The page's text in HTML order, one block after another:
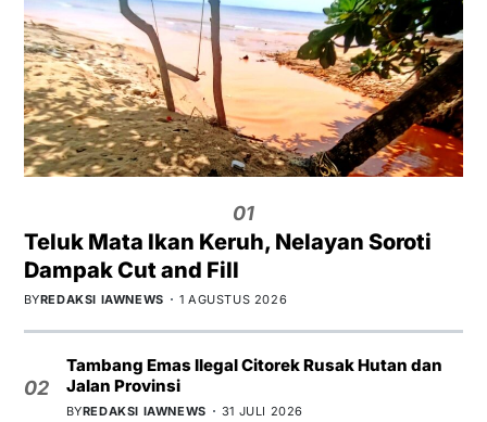
01
Teluk Mata Ikan Keruh, Nelayan Soroti
Dampak Cut and Fill
BYREDAKSI IAWNEWS 1 AGUSTUS 2026
02
Tambang Emas Ilegal Citorek Rusak Hutan dan
Jalan Provinsi
BYREDAKSI IAWNEWS 31 JULI 2026